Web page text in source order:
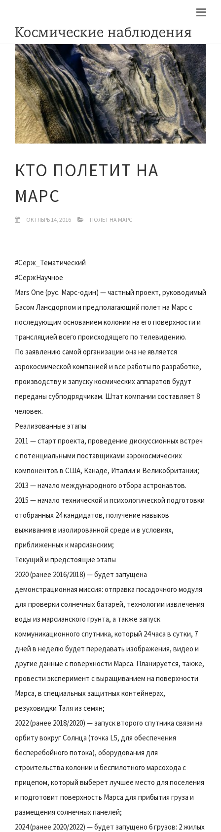
КТО ПОЛЕТИТ НА
МАРС
ОКТЯБРЬ 14, 2016 ПОЛЕТ НА МАРС
#Серж_Тематический
#СержНаучное
Mars One (рус. Марс-один) — частный проект, руководимый
Басом Лансдорпом и предполагающий полет на Марс с
последующим основанием колонии на его поверхности и
трансляцией всего происходящего по телевидению.
По заявлению самой организации она не является
аэрокосмической компанией и все работы по разработке,
производству и запуску космических аппаратов будут
переданы субподрядчикам. Штат компании составляет 8
человек.
Реализованные этапы
2011 — старт проекта, проведение дискуссионных встреч
с потенциальными поставщиками аэрокосмических
компонентов в США, Канаде, Италии и Великобритании;
2013 — начало международного отбора астронавтов.
2015 — начало технической и психологической подготовки
отобранных 24 кандидатов, получение навыков
выживания в изолированной среде и в условиях,
приближенных к марсианским;
Текущий и предстоящие этапы
2020 (ранее 2016/2018) — будет запущена
демонстрационная миссия: отправка посадочного модуля
для проверки солнечных батарей, технологии извлечения
воды из марсианского грунта, а также запуск
коммуникационного спутника, который 24 часа в сутки, 7
дней в неделю будет передавать изображения, видео и
другие данные с поверхности Марса. Планируется, также,
провести эксперимент с выращиванием на поверхности
Марса, в специальных защитных контейнерах,
резуховидки Таля из семян;
2022 (ранее 2018/2020) — запуск второго спутника связи на
орбиту вокруг Солнца (точка L5, для обеспечения
бесперебойного потока), оборудования для
строительства колонии и беспилотного марсохода с
прицепом, который выберет лучшее место для поселения
и подготовит поверхность Марса для прибытия груза и
размещения солнечных панелей;
2024 (ранее 2020/2022) — будет запущено 6 грузов: 2 жилых